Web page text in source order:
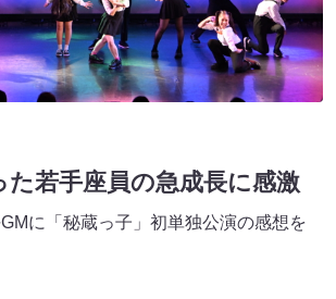
た若手座員の急成長に感激
に「秘蔵っ子」初単独公演の感想を